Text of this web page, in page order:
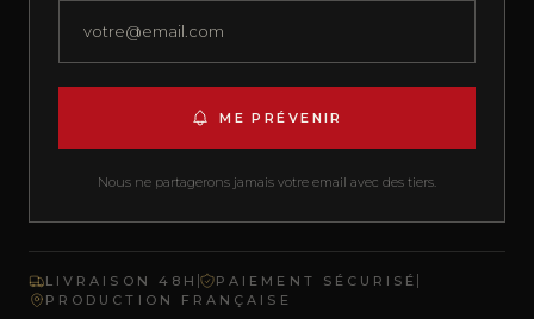
ME PRÉVENIR
Nous ne partagerons jamais votre email avec des tiers.
LIVRAISON 48H
PAIEMENT SÉCURISÉ
PRODUCTION FRANÇAISE